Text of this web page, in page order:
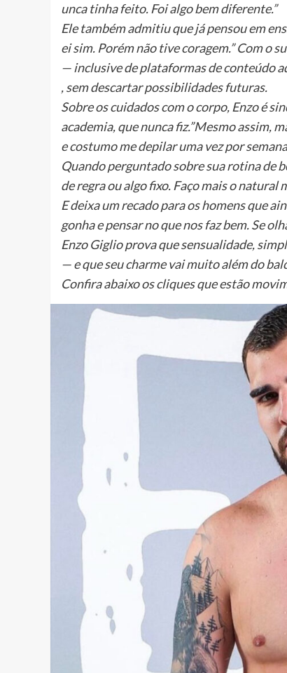
unca tinha feito. Foi algo bem diferente.”
Ele também admitiu que já pensou em
ei sim. Porém não tive coragem.” Com o
— inclusive de plataformas de conteúdo
, sem descartar possibilidades futuras.
Sobre os cuidados com o corpo, Enzo é
academia, que nunca fiz.”Mesmo assim,
e costumo me depilar uma vez por
Quando perguntado sobre sua rotina de
de regra ou algo fixo. Faço mais o natural
E deixa um recado para os homens que
gonha e pensar no que nos faz bem. Se
Enzo Giglio prova que sensualidade,
— e que seu charme vai muito além do
Confira abaixo os cliques que estão